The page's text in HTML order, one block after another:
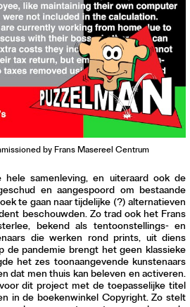
by Frans Masereel Centrum
samenleving, en uiteraard ook de
en aangespoord om bestaande
te gaan naar tijdelijke (?) alternatieven
beschouwden. Zo trad ook het Frans
bekend als tentoonstellings- en
die werken rond prints, uit diens
de pandemie brengt het geen klassieke
het zes toonaangevende kunstenaars
dat men thuis kan beleven en activeren.
dit project met de toepasselijke titel
in de boekenwinkel Copyright. Zo stelt